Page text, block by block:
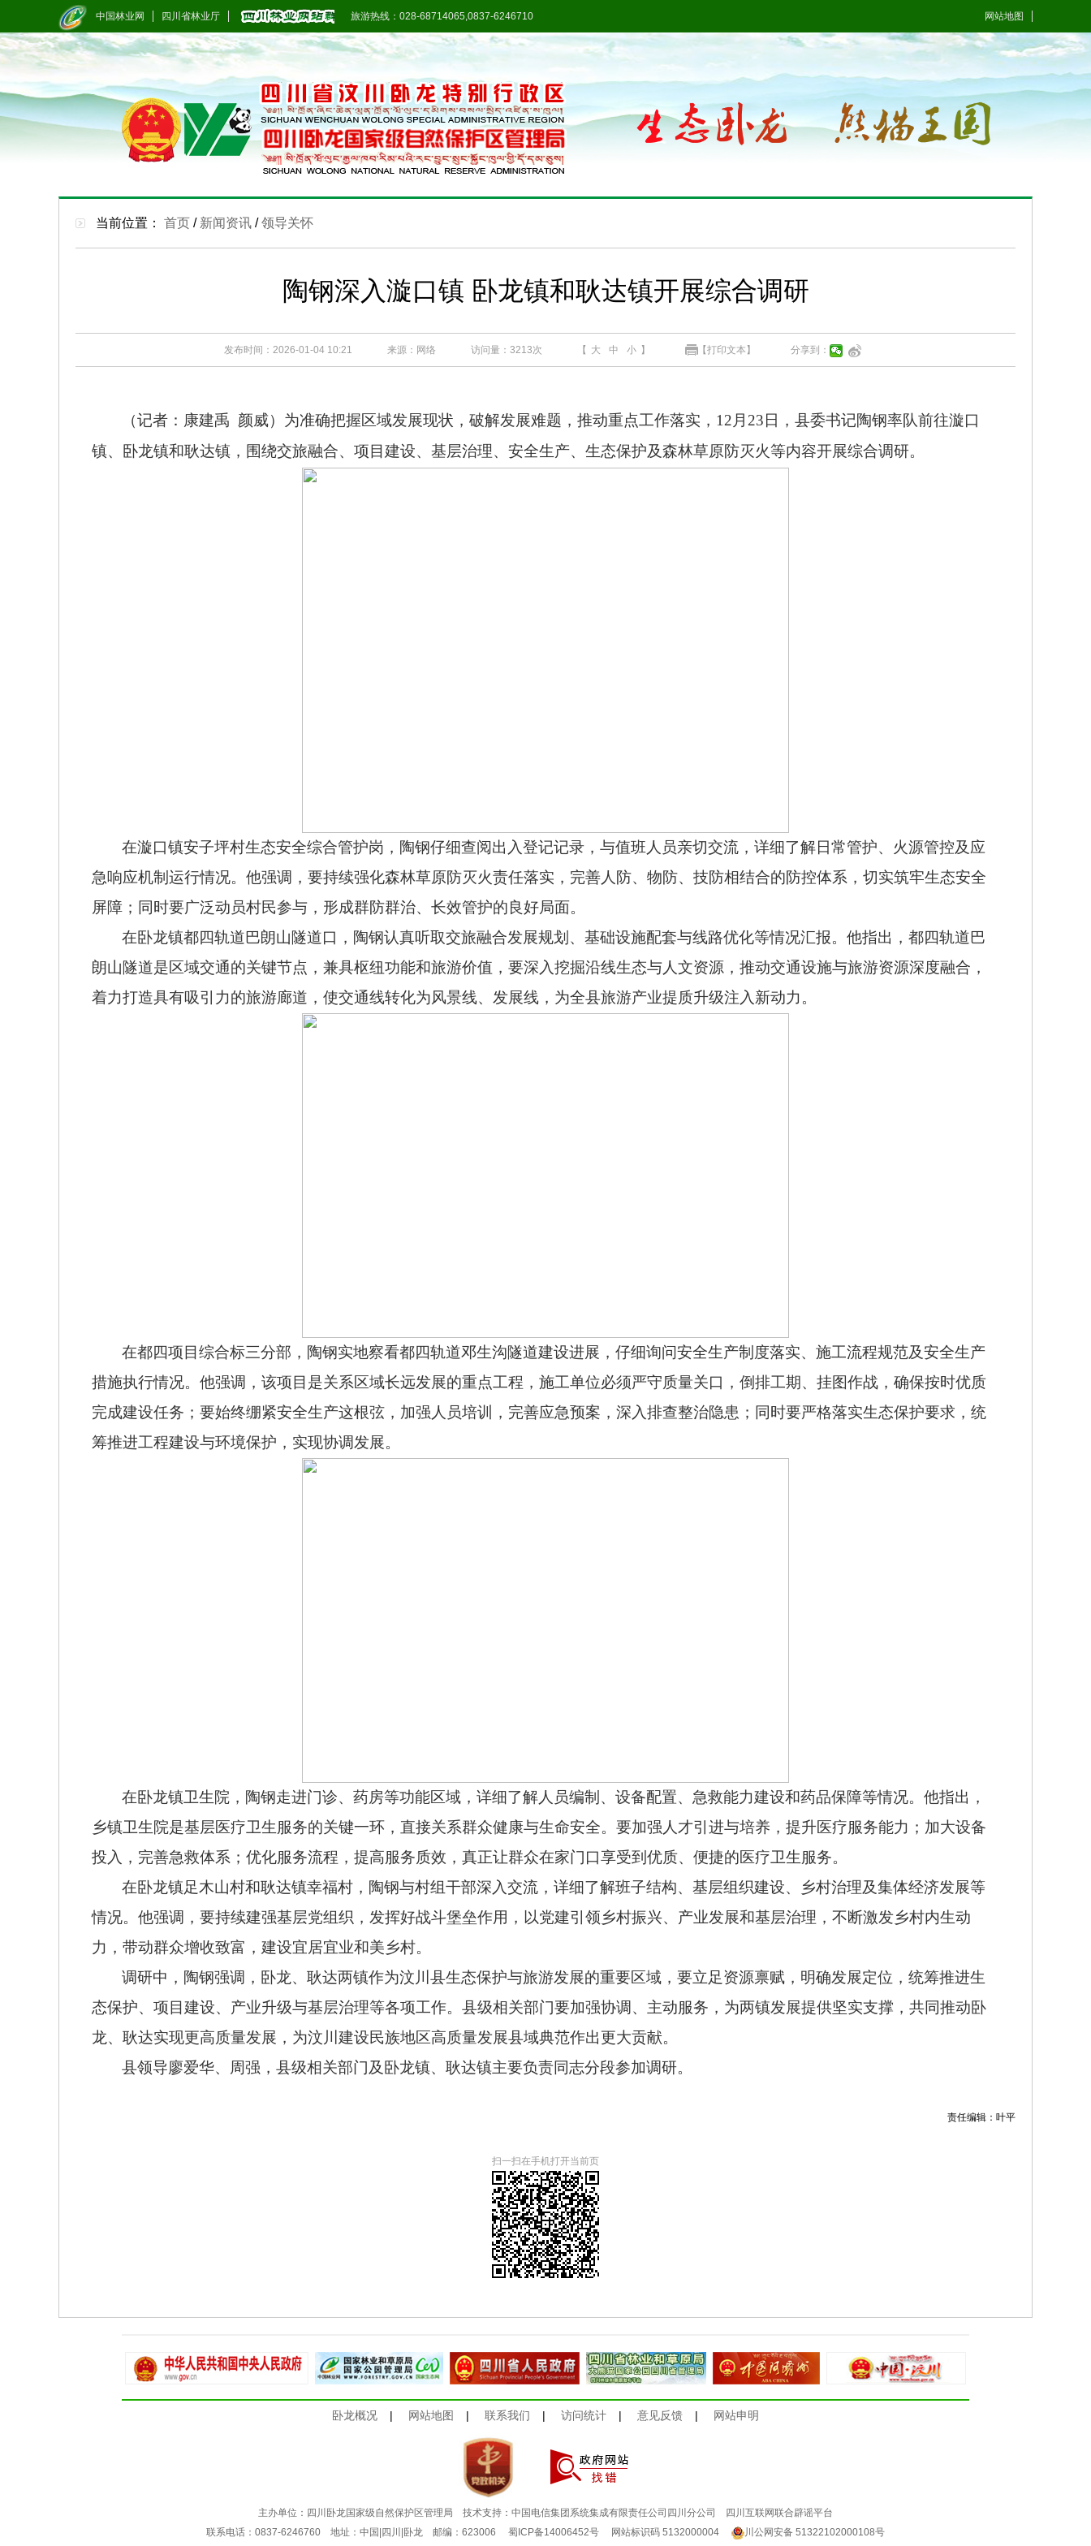
中国林业网 四川省林业厅 旅游热线：028-68714065,0837-6246710 网站地图
当前位置： 首页 / 新闻资讯 /领导关怀
陶钢深入漩口镇 卧龙镇和耿达镇开展综合调研
发布时间：2026-01-04 10:21 来源：网络 访问量： 3213次 【 大 中 小 】 【打印文本】 分享到：
（记者：康建禹 颜威） 为准确把握区域发展现状，破解发展难题，推动重点工作落实， 12月23日，县委书记陶钢率队前往漩口
镇、卧龙镇和耿达镇，围绕交旅融合、项目建设、基层治理、安全生产、生态保护及森林草原防灭火等内容开展综合调研。
在漩口镇安子坪村生态安全综合管护岗，陶钢仔细查阅出入登记记录，与值班人员亲切交流，详细了解日常管护、火源管控及应
急响应机制运行情况。他强调，要持续强化森林草原防灭火责任落实，完善人防、物防、技防相结合的防控体系，切实筑牢生态安全
屏障；同时要广泛动员村民参与，形成群防群治、长效管护的良好局面。
在卧龙镇都四轨道巴朗山隧道口，陶钢认真听取交旅融合发展规划、基础设施配套与线路优化等情况汇报。他指出，都四轨道巴
朗山隧道是区域交通的关键节点，兼具枢纽功能和旅游价值，要深入挖掘沿线生态与人文资源，推动交通设施与旅游资源深度融合，
着力打造具有吸引力的旅游廊道，使交通线转化为风景线、发展线，为全县旅游产业提质升级注入新动力。
在都四项目综合标三分部，陶钢实地察看都四轨道邓生沟隧道建设进展，仔细询问安全生产制度落实、施工流程规范及安全生产
措施执行情况。他强调，该项目是关系区域长远发展的重点工程，施工单位必须严守质量关口，倒排工期、挂图作战，确保按时优质
完成建设任务；要始终绷紧安全生产这根弦，加强人员培训，完善应急预案，深入排查整治隐患；同时要严格落实生态保护要求，统
筹推进工程建设与环境保护，实现协调发展。
在卧龙镇卫生院，陶钢走进门诊、药房等功能区域，详细了解人员编制、设备配置、急救能力建设和药品保障等情况。他指出，
乡镇卫生院是基层医疗卫生服务的关键一环，直接关系群众健康与生命安全。要加强人才引进与培养，提升医疗服务能力；加大设备
投入，完善急救体系；优化服务流程，提高服务质效，真正让群众在家门口享受到优质、便捷的医疗卫生服务。
在卧龙镇足木山村和耿达镇幸福村，陶钢与村组干部深入交流，详细了解班子结构、基层组织建设、乡村治理及集体经济发展等
情况。他强调，要持续建强基层党组织，发挥好战斗堡垒作用，以党建引领乡村振兴、产业发展和基层治理，不断激发乡村内生动
力，带动群众增收致富，建设宜居宜业和美乡村。
调研中，陶钢强调，卧龙、耿达两镇作为汶川县生态保护与旅游发展的重要区域，要立足资源禀赋，明确发展定位，统筹推进生
态保护、项目建设、产业升级与基层治理等各项工作。县级相关部门要加强协调、主动服务，为两镇发展提供坚实支撑，共同推动卧
龙、耿达实现更高质量发展，为汶川建设民族地区高质量发展县域典范作出更大贡献。
县领导廖爱华、周强，县级相关部门及卧龙镇、耿达镇主要负责同志分段参加调研。
责任编辑：叶平
扫一扫在手机打开当前页
卧龙概况 | 网站地图 | 联系我们 | 访问统计 | 意见反馈 | 网站申明
主办单位：四川卧龙国家级自然保护区管理局 技术支持：中国电信集团系统集成有限责任公司四川分公司
四川互联网联合辟谣平台
联系电话：0837-6246760 地址：中国|四川|卧龙 邮编：623006 蜀ICP备14006452号 网站标识码 5132000004 川公网安备 51322102000108号